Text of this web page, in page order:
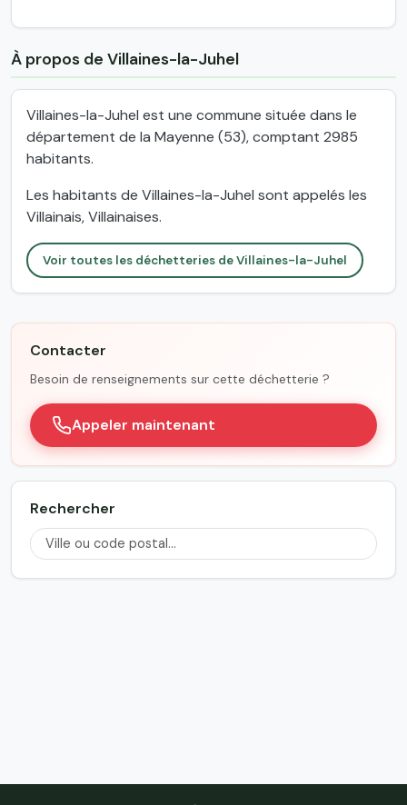
À propos de Villaines-la-Juhel
Villaines-la-Juhel est une commune située dans le
département de la Mayenne (53), comptant 2985
habitants.
Les habitants de Villaines-la-Juhel sont appelés les
Villainais, Villainaises.
Voir toutes les déchetteries de Villaines-la-Juhel
Contacter
Besoin de renseignements sur cette déchetterie ?
Appeler maintenant
Rechercher